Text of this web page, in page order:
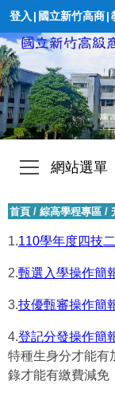
登入 | 國立新竹高商|
網站選單
首頁 / 綜高學程專區 /
1.110學年度四技
2.甄選入學操作簡
3.技優甄審操作簡
4.登記分發操作簡
特種生身分才能有
錄才能有繳費減免